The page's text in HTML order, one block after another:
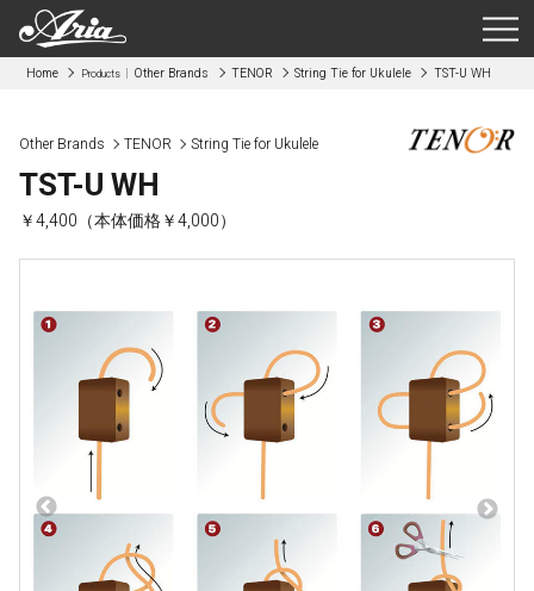
Home Products Other Brands TENOR String Tie for Ukulele TST-U WH
Other Brands TENOR String Tie for Ukulele
TST-U WH
￥4,400（本体価格￥4,000）